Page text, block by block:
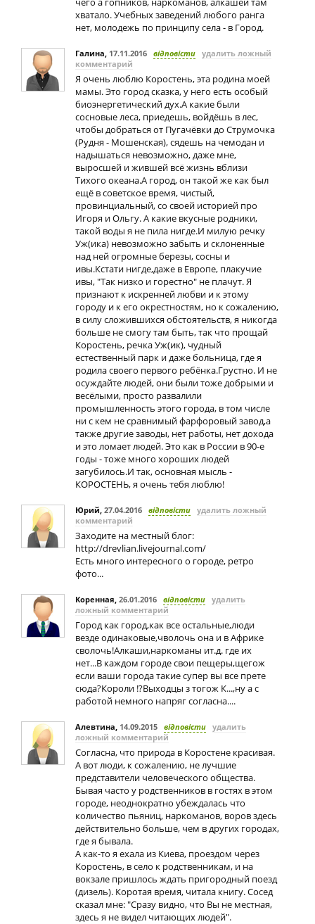
хватало. Учебных заведений любого ранга
нет, молодежь по принципу села - в Город.
Галина, 17.11.2016 відповісти удалить ложный
комментарий
Я очень люблю Коростень, эта родина моей
мамы. Это город сказка, у него есть особый
биоэнергетический дух.А какие были
сосновые леса, приедешь, войдёшь в лес,
чтобы добраться от Пугачёвки до Струмочка
(Рудня - Мошенская), сядешь на чемодан и
надышаться невозможно, даже мне,
выросшей и жившей всё жизнь вблизи
Тихого океана.А город, он такой же как был
ещё в советское время, чистый,
провинциальный, со своей историей про
Игоря и Ольгу. А какие вкусные родники,
такой воды я не пила нигде.И милую речку
Уж(ика) невозможно забыть и склоненные
над ней огромные березы, сосны и
ивы.Кстати нигде,даже в Европе, плакучие
ивы, "Так низко и горестно" не плачут. Я
признают к искренней любви и к этому
городу и к его окрестностям, но к сожалению,
в силу сложившихся обстоятельств, я никогда
больше не смогу там быть, так что прощай
Коростень, речка Уж(ик), чудный
естественный парк и даже больница, где я
родила своего первого ребёнка.Грустно. И не
осуждайте людей, они были тоже добрыми и
весёлыми, просто развалили
промышленность этого города, в том числе
ни с кем не сравнимый фарфоровый завод,а
также другие заводы, нет работы, нет дохода
и это ломает людей. Это как в России в 90-е
годы - тоже много хороших людей
загубилось.И так, основная мысль -
КОРОСТЕНЬ, я очень тебя люблю!
Юрий, 27.04.2016 відповісти удалить ложный
комментарий
Заходите на местный блог:
http://drevlian.livejournal.com/
Есть много интересного о городе, ретро
фото...
Коренная, 26.01.2016 відповісти удалить
ложный комментарий
Город как город,как все остальные,люди
везде одинаковые,чволочь она и в Африке
сволочь!Алкаши,наркоманы ит.д. где их
нет...В каждом городе свои пещеры,щегож
если ваши города такие супер вы все прете
сюда?Короли !?Выходцы з тогож К...,ну а с
работой немного напряг согласна....
Алевтина, 14.09.2015 відповісти удалить
ложный комментарий
Согласна, что природа в Коростене красивая.
А вот люди, к сожалению, не лучшие
представители человеческого общества.
Бывая часто у родственников в гостях в этом
городе, неоднократно убеждалась что
количество пьяниц, наркоманов, воров здесь
действительно больше, чем в других городах,
где я бывала.
А как-то я ехала из Киева, проездом через
Коростень, в село к родственникам, и на
вокзале пришлось ждать пригородный поезд
(дизель). Коротая время, читала книгу. Сосед
сказал мне: "Сразу видно, что Вы не местная,
здесь я не видел читающих людей".